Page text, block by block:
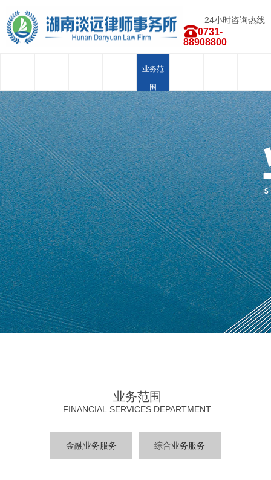
24小时咨询热线
0731-
88908800
业务范
围
业务范围
FINANCIAL SERVICES DEPARTMENT
金融业务服务 综合业务服务